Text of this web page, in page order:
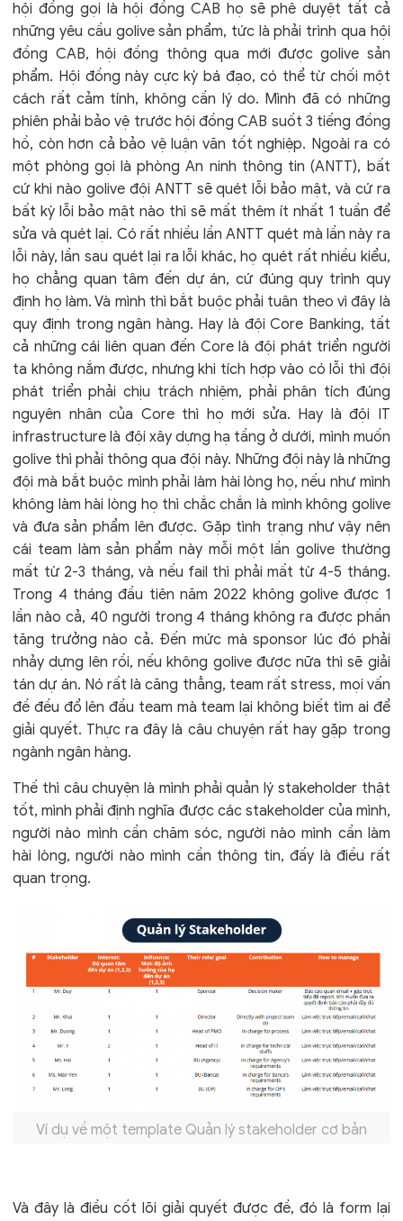
hội đồng gọi là hội đồng CAB họ sẽ phê duyệt tất cả
những yêu cầu golive sản phẩm, tức là phải trình qua hội
đồng CAB, hội đồng thông qua mới được golive sản
phẩm. Hội đồng này cực kỳ bá đạo, có thể từ chối một
cách rất cảm tính, không cần lý do. Mình đã có những
phiên phải bảo vệ trước hội đồng CAB suốt 3 tiếng đồng
hồ, còn hơn cả bảo vệ luận văn tốt nghiệp. Ngoài ra có
một phòng gọi là phòng An ninh thông tin (ANTT), bất
cứ khi nào golive đội ANTT sẽ quét lỗi bảo mật, và cứ ra
bất kỳ lỗi bảo mật nào thì sẽ mất thêm ít nhất 1 tuần để
sửa và quét lại. Có rất nhiều lần ANTT quét mà lần này ra
lỗi này, lần sau quét lại ra lỗi khác, họ quét rất nhiều kiểu,
họ chẳng quan tâm đến dự án, cứ đúng quy trình quy
định họ làm. Và mình thì bắt buộc phải tuân theo vì đây là
quy định trong ngân hàng. Hay là đội Core Banking, tất
cả những cái liên quan đến Core là đội phát triển người
ta không nắm được, nhưng khi tích hợp vào có lỗi thì đội
phát triển phải chịu trách nhiệm, phải phân tích đúng
nguyên nhân của Core thì họ mới sửa. Hay là đội IT
infrastructure là đội xây dựng hạ tầng ở dưới, mình muốn
golive thì phải thông qua đội này. Những đội này là những
đội mà bắt buộc mình phải làm hài lòng họ, nếu như mình
không làm hài lòng họ thì chắc chắn là mình không golive
và đưa sản phẩm lên được. Gặp tình trạng như vậy nên
cái team làm sản phẩm này mỗi một lần golive thường
mất từ 2-3 tháng, và nếu fail thì phải mất từ 4-5 tháng.
Trong 4 tháng đầu tiên năm 2022 không golive được 1
lần nào cả, 40 người trong 4 tháng không ra được phần
tăng trưởng nào cả. Đến mức mà sponsor lúc đó phải
nhảy dựng lên rồi, nếu không golive được nữa thì sẽ giải
tán dự án. Nó rất là căng thẳng, team rất stress, mọi vấn
đề đều đổ lên đầu team mà team lại không biết tìm ai để
giải quyết. Thực ra đây là câu chuyện rất hay gặp trong
ngành ngân hàng.
Thế thì câu chuyện là mình phải quản lý stakeholder thật
tốt, mình phải định nghĩa được các stakeholder của mình,
người nào mình cần chăm sóc, người nào mình cần làm
hài lòng, người nào mình cần thông tin, đấy là điều rất
quan trọng.
Ví dụ về một template Quản lý stakeholder cơ bản
Và đây là điều cốt lõi giải quyết được đề, đó là form lại